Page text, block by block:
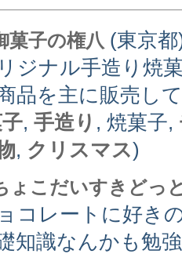
菓子の権八 (東京
ジナル手造り焼
品を主に販売し
, 手造り , 焼菓子,
, クリスマス)
ょこだいすきどっ
コレートに好き
知識なんかも勉